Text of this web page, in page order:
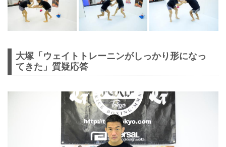
大塚「ウェイトトレーニンがしっかり形になっ
てきた」質疑応答